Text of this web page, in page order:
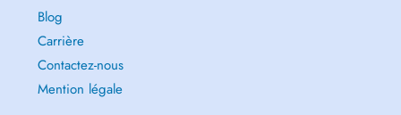
Blog
Carrière
Contactez-nous
Mention légale